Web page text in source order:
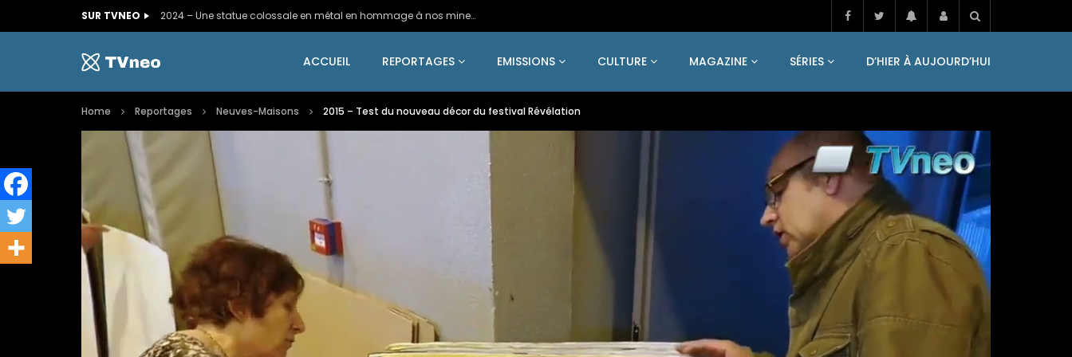
SUR TVNEO 2024 – Une statue colossale en métal en hommage à nos mineurs de fer
ACCUEIL REPORTAGES EMISSIONS CULTURE MAGAZINE SÉRIES D’HIER À AUJOURD’HUI
Home Reportages Neuves-Maisons 2015 – Test du nouveau décor du festival Révélation